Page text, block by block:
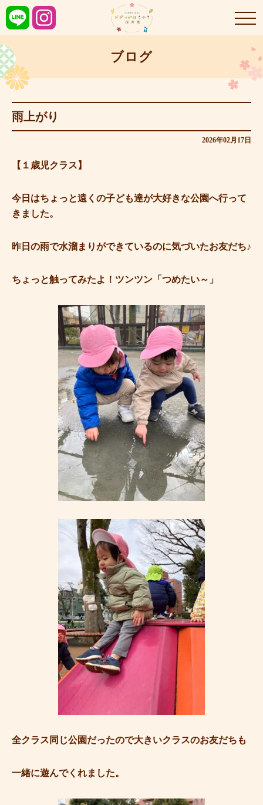
ブログ
雨上がり
2026年02月17日
【１歳児クラス】
今日はちょっと遠くの子ども達が大好きな公園へ行って
きました。
昨日の雨で水溜まりができているのに気づいたお友だち♪
ちょっと触ってみたよ！ツンツン「つめたい～」
全クラス同じ公園だったので大きいクラスのお友だちも
一緒に遊んでくれました。